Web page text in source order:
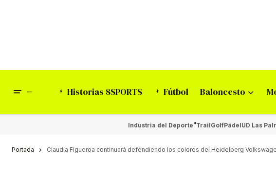
Historias 8SPORTS Fútbol Baloncesto
Industria del Deporte TrailGolfPádelUD Las
Portada Claudia Figueroa continuará defendiendo los colores del Heidelberg